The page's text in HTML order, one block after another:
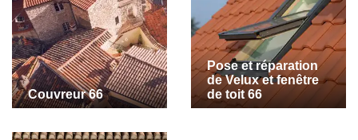
Couvreur 66
Pose et réparation
de Velux et fenêtre
de toit 66